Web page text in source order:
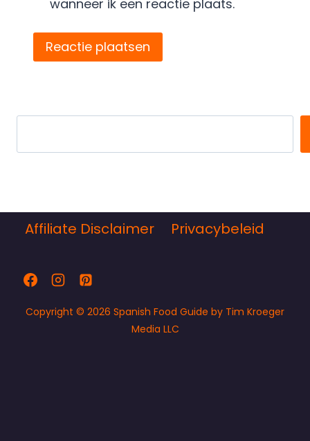
wanneer ik een reactie plaats.
Affiliate Disclaimer Privacybeleid
Copyright © 2026 Spanish Food Guide by Tim Kroeger
Media LLC